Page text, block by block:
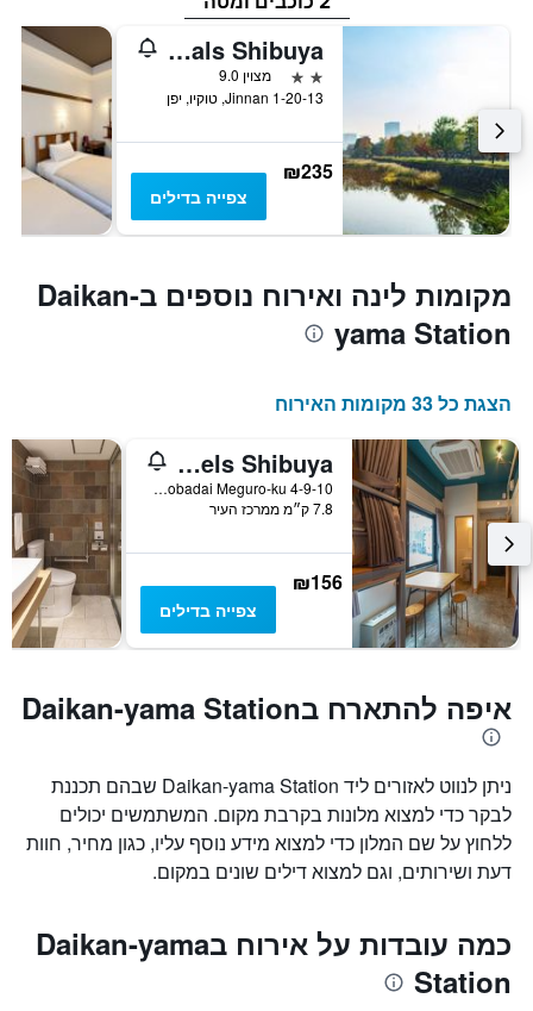
The Millennials Shibuya
2 כוכבים
מצוין 9.0
1-20-13 Jinnan, טוקיו, יפן
₪235
צפייה בדילים
מקומות לינה ואירוח נוספים בDaikan-
yama Station
הצגת כל 33 מקומות האירוח
Wise Owl Hostels Shibuya
4-9-10 Aobadai Meguro-ku, טוקיו, יפן
7.8 ק״מ ממרכז העיר
₪156
צפייה בדילים
איפה להתארח בDaikan-yama Station
ניתן לנווט לאזורים ליד Daikan-yama Station שבהם תכננת
לבקר כדי למצוא מלונות בקרבת מקום. המשתמשים יכולים
ללחוץ על שם המלון כדי למצוא מידע נוסף עליו, כגון מחיר, חוות
דעת ושירותים, וגם למצוא דילים שונים במקום.
כמה עובדות על אירוח בDaikan-yama
Station